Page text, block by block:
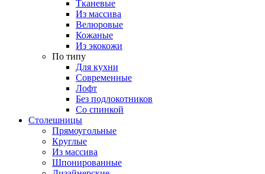
Тканевые
Из массива
Велюровые
Кожаные
Из экокожи
По типу
Для кухни
Современные
Лофт
Без подлокотников
Со спинкой
Столешницы
Прямоугольные
Круглые
Из массива
Шпонированные